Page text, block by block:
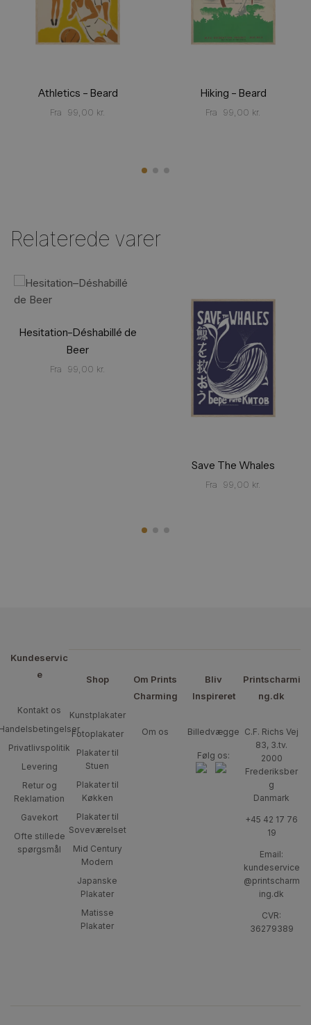
Athletics – Beard
Fra 99,00 kr.
Hiking – Beard
Fra 99,00 kr.
Relaterede varer
Hesitation–Déshabillé de
Beer
Fra 99,00 kr.
Save The Whales
Fra 99,00 kr.
Kundeservic
e
Kontakt os
Privatlivspolitik
Levering
Retur og
Reklamation
Gavekort
Ofte stillede
spørgsmål
Shop
Kunstplakater
Fotoplakater
Plakater til
Stuen
Plakater til
Køkken
Plakater til
Soveværelset
Mid Century
Modern
Japanske
Plakater
Matisse
Plakater
Om Prints
Charming
Om os
Bliv
Inspireret
Billedvægge
Følg os:
Printscharmi
ng.dk
C.F. Richs Vej
83, 3.tv.
2000
Frederiksber
g
Danmark
+45 42 17 76
19
Email:
kundeservice
@printscharm
ing.dk
CVR:
36279389